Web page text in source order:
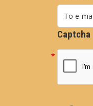
Captcha